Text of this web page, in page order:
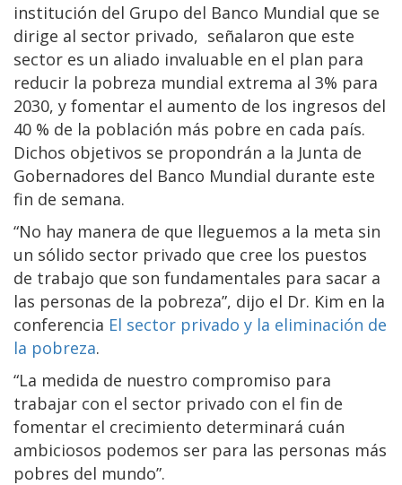
institución del Grupo del Banco Mundial que se
dirige al sector privado, señalaron que este
sector es un aliado invaluable en el plan para
reducir la pobreza mundial extrema al 3% para
2030, y fomentar el aumento de los ingresos del
40 % de la población más pobre en cada país.
Dichos objetivos se propondrán a la Junta de
Gobernadores del Banco Mundial durante este
fin de semana.
“No hay manera de que lleguemos a la meta sin
un sólido sector privado que cree los puestos
de trabajo que son fundamentales para sacar a
las personas de la pobreza”, dijo el Dr. Kim en la
conferencia El sector privado y la eliminación de
la pobreza.
“La medida de nuestro compromiso para
trabajar con el sector privado con el fin de
fomentar el crecimiento determinará cuán
ambiciosos podemos ser para las personas más
pobres del mundo”.